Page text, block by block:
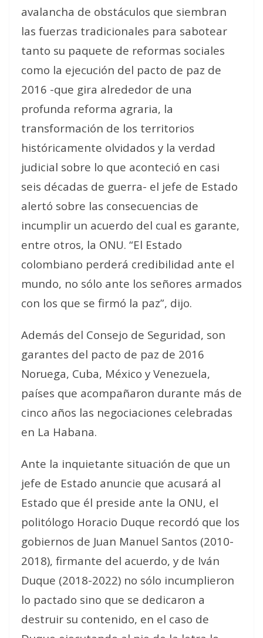
avalancha de obstáculos que siembran
las fuerzas tradicionales para sabotear
tanto su paquete de reformas sociales
como la ejecución del pacto de paz de
2016 -que gira alrededor de una
profunda reforma agraria, la
transformación de los territorios
históricamente olvidados y la verdad
judicial sobre lo que aconteció en casi
seis décadas de guerra- el jefe de Estado
alertó sobre las consecuencias de
incumplir un acuerdo del cual es garante,
entre otros, la ONU. “El Estado
colombiano perderá credibilidad ante el
mundo, no sólo ante los señores armados
con los que se firmó la paz”, dijo.
Además del Consejo de Seguridad, son
garantes del pacto de paz de 2016
Noruega, Cuba, México y Venezuela,
países que acompañaron durante más de
cinco años las negociaciones celebradas
en La Habana.
Ante la inquietante situación de que un
jefe de Estado anuncie que acusará al
Estado que él preside ante la ONU, el
politólogo Horacio Duque recordó que los
gobiernos de Juan Manuel Santos (2010-
2018), firmante del acuerdo, y de Iván
Duque (2018-2022) no sólo incumplieron
lo pactado sino que se dedicaron a
destruir su contenido, en el caso de